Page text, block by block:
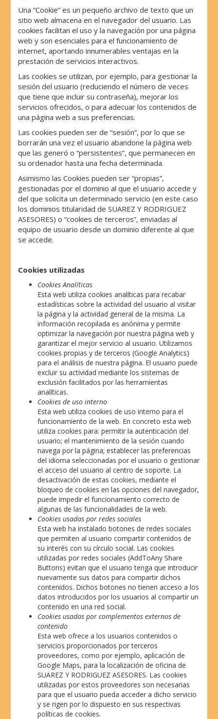
Una “Cookie” es un pequeño archivo de texto que un
sitio web almacena en el navegador del usuario. Las
cookies facilitan el uso y la navegación por una página
web y son esenciales para el funcionamiento de
internet, aportando innumerables ventajas en la
prestación de servicios interactivos.
Las cookies se utilizan, por ejemplo, para gestionar la
sesión del usuario (reduciendo el número de veces
que tiene que incluir su contraseña), mejorar los
servicios ofrecidos, o para adecuar los contenidos de
una página web a sus preferencias.
Las cookies pueden ser de “sesión”, por lo que se
borrarán una vez el usuario abandone la página web
que las generó o “persistentes”, que permanecen en
su ordenador hasta una fecha determinada.
Asimismo las Cookies pueden ser “propias”,
gestionadas por el dominio al que el usuario accede y
del que solicita un determinado servicio (en este caso
los dominios titularidad de SUAREZ Y RODRIGUEZ
ASESORES) o “cookies de terceros”, enviadas al
equipo de usuario desde un dominio diferente al que
se accede.
Cookies utilizadas
Cookies Analíticas
Esta web utiliza cookies analíticas para recabar
estadísticas sobre la actividad del usuario al visitar
la página y la actividad general de la misma. La
información recopilada es anónima y permite
optimizar la navegación por nuestra página web y
garantizar el mejor servicio al usuario. Utilizamos
cookies propias y de terceros (Google Analytics)
para el análisis de nuestra página. El usuario puede
excluir su actividad mediante los sistemas de
exclusión facilitados por las herramientas
analíticas.
Cookies de uso interno
Esta web utiliza cookies de uso interno para el
funcionamiento de la web. En concreto esta web
utiliza cookies para: permitir la autenticación del
usuario; el mantenimiento de la sesión cuando
navega por la página; establecer las preferencias
del idioma seleccionadas por el usuario o gestionar
el acceso del usuario al centro de soporte. La
desactivación de estas cookies, mediante el
bloqueo de cookies en las opciones del navegador,
puede impedir el funcionamiento correcto de
algunas de las funcionalidades de la web.
Cookies usadas por redes sociales
Esta web ha instalado botones de redes sociales
que permiten al usuario compartir contenidos de
su interés con su círculo social. Las cookies
utilizadas por redes sociales (AddToAny Share
Buttons) evitan que el usuario tenga que introducir
nuevamente sus datos para compartir dichos
contenidos. Dichos botones no tienen acceso a los
datos introducidos por los usuarios al compartir un
contenido en una red social.
Cookies usadas por complementos externos de
contenido
Esta web ofrece a los usuarios contenidos o
servicios proporcionados por terceros
proveedores, como por ejemplo, aplicación de
Google Maps, para la localización de oficina de
SUAREZ Y RODRIGUEZ ASESORES. Las cookies
utilizadas por estos proveedores son necesarias
para que el usuario pueda acceder a dicho servicio
y se rigen por lo dispuesto en sus respectivas
políticas de cookies.